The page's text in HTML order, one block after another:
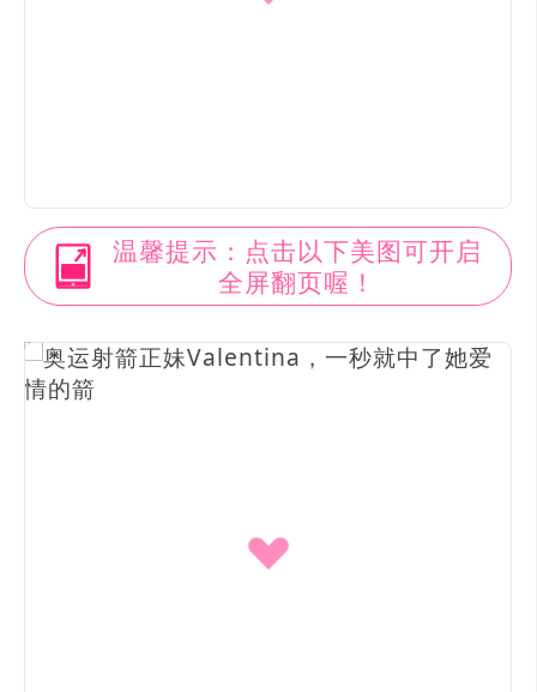
温馨提示：点击以下美图可开启
全屏翻页喔！